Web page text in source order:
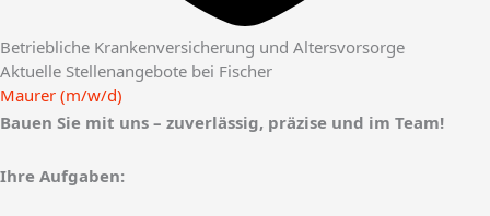
Betriebliche Krankenversicherung und Altersvorsorge
Aktuelle Stellenangebote bei Fischer
Maurer (m/w/d)​
Bauen Sie mit uns – zuverlässig, präzise und im Team!
Ihre Aufgaben: